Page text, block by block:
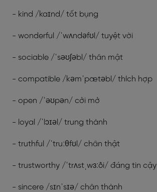
- kind /kaɪnd/ tốt bụng
- wonderful /ˈwʌndəfʊl/ tuyệt vời
- sociable /ˈsəʊʃəbl/ thân mật
- compatible /kəmˈpætəbl/ thích hợp
- open /ˈəʊpən/ cởi mở
- loyal /ˈlɔɪəl/ trung thành
- truthful /ˈtruːθfʊl/ chân thật
- trustworthy /ˈtrʌstˌwɜːði/ đáng tin cậy
- sincere /sɪnˈsɪə/ chân thành